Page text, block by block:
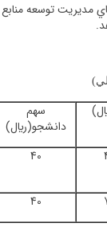
مديريت توسعه
سهم
دانشجو(ريال)
40
40